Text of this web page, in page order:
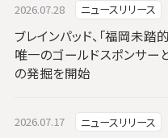
2026.07.28 ニュースリリース
ブレインパッド、「福岡未踏
唯一のゴールドスポンサー
の発掘を開始
2026.07.17 ニュースリリース